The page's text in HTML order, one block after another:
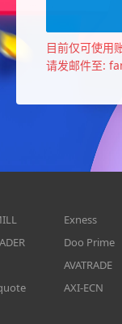
目前仅可使用
请发邮件至:
Exness
Doo Prime
AVATRADE
AXI-ECN